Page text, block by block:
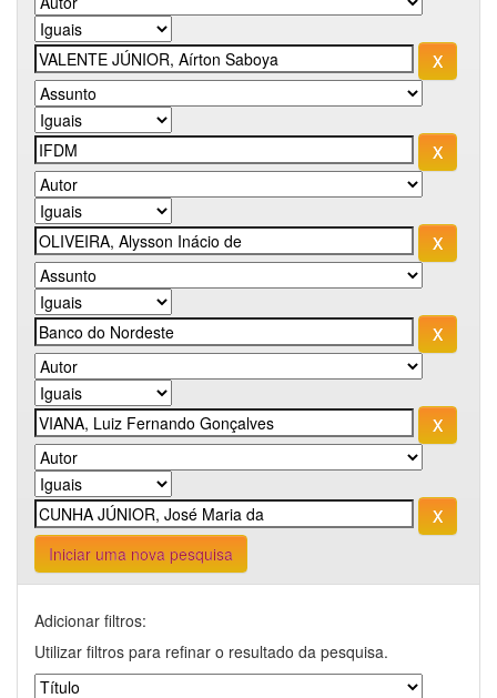
Iniciar uma nova pesquisa
Adicionar filtros:
Utilizar filtros para refinar o resultado da pesquisa.